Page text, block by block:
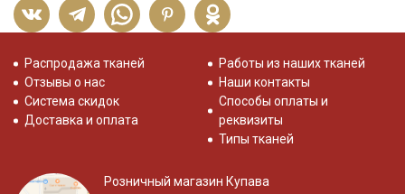
Распродажа тканей
Отзывы о нас
Система скидок
Доставка и оплата
Работы из наших тканей
Наши контакты
Способы оплаты и
реквизиты
Типы тканей
Розничный магазин Купава